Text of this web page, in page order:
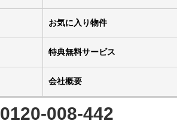
お気に入り物件
特典無料サービス
会社概要
0120-008-442